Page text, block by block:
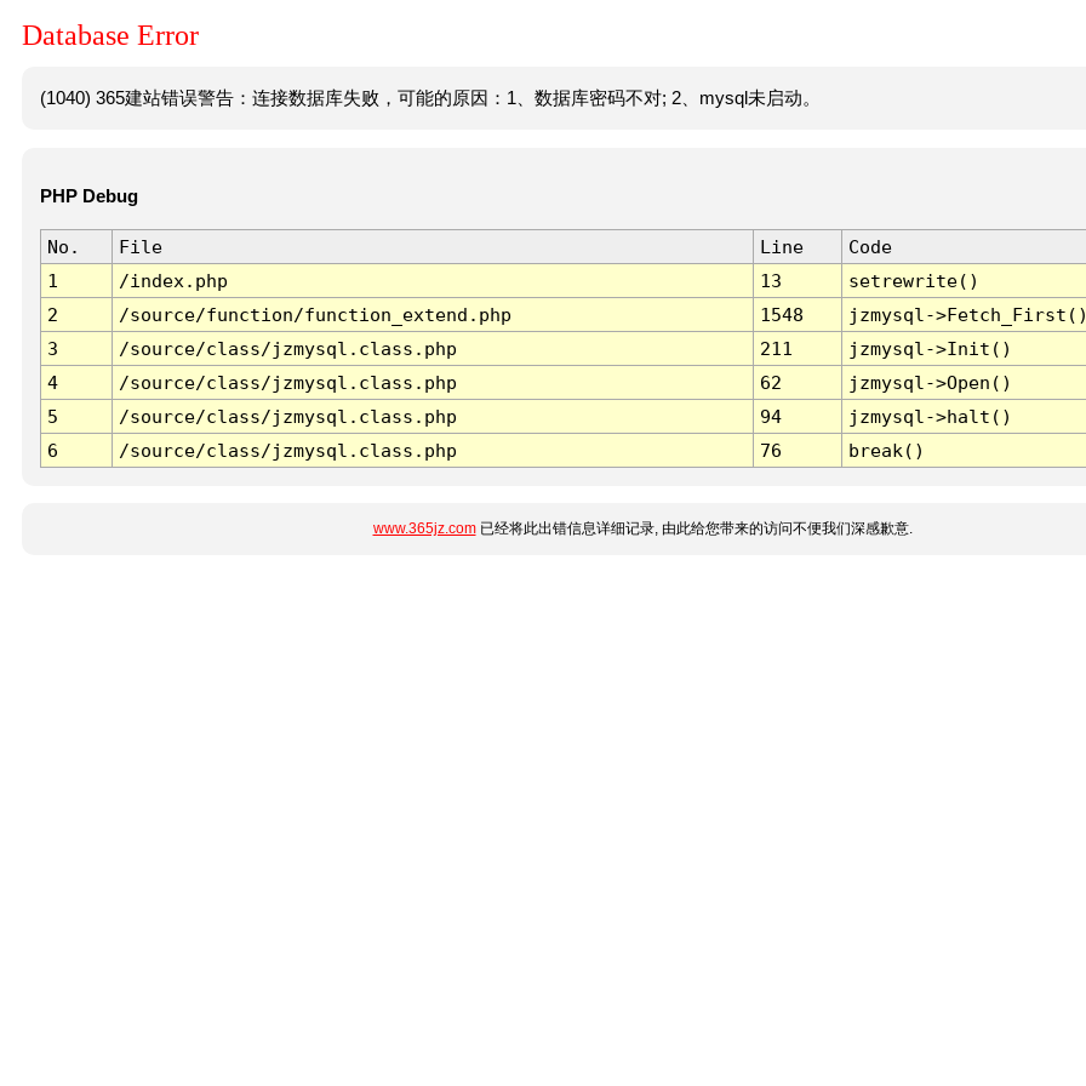
Database Error
(1040) 365建站错误警告：连接数据库失败，可能的原因：1、数据库密码不对; 2、mysql未启动。
PHP Debug
No. File Line
Code
1
/index.php 13
setrewrite()
2
/source/function/function_extend.php 1548
jzmysql-
3
/source/class/jzmysql.class.php 211
jzmysql->Init()
4
/source/class/jzmysql.class.php 62
jzmysql->Open()
5
/source/class/jzmysql.class.php 94
jzmysql->halt()
6
/source/class/jzmysql.class.php 76 break()
www.365jz.com已经将此出错信息详细记录, 由此给您带来的访问不便我们深感歉意.